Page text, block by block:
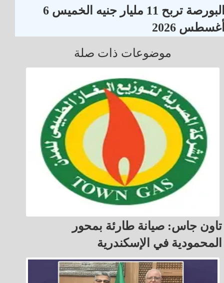
البورصة تربح 11 مليار جنيه الخميس 6
2026
موضوعات ذات صلة
تاون جاس: صيانة طارئة بمحور
المحمودية في الإسكندرية